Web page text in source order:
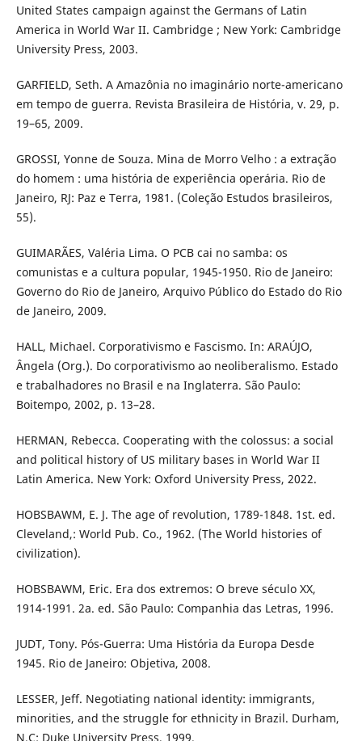
United States campaign against the Germans of Latin
America in World War II. Cambridge ; New York: Cambridge
University Press, 2003.
GARFIELD, Seth. A Amazônia no imaginário norte-americano
em tempo de guerra. Revista Brasileira de História, v. 29, p.
19–65, 2009.
GROSSI, Yonne de Souza. Mina de Morro Velho : a extração
do homem : uma história de experiência operária. Rio de
Janeiro, RJ: Paz e Terra, 1981. (Coleção Estudos brasileiros,
55).
GUIMARÃES, Valéria Lima. O PCB cai no samba: os
comunistas e a cultura popular, 1945-1950. Rio de Janeiro:
Governo do Rio de Janeiro, Arquivo Público do Estado do Rio
de Janeiro, 2009.
HALL, Michael. Corporativismo e Fascismo. In: ARAÚJO,
Ângela (Org.). Do corporativismo ao neoliberalismo. Estado
e trabalhadores no Brasil e na Inglaterra. São Paulo:
Boitempo, 2002, p. 13–28.
HERMAN, Rebecca. Cooperating with the colossus: a social
and political history of US military bases in World War II
Latin America. New York: Oxford University Press, 2022.
HOBSBAWM, E. J. The age of revolution, 1789-1848. 1st. ed.
Cleveland,: World Pub. Co., 1962. (The World histories of
civilization).
HOBSBAWM, Eric. Era dos extremos: O breve século XX,
1914-1991. 2a. ed. São Paulo: Companhia das Letras, 1996.
JUDT, Tony. Pós-Guerra: Uma História da Europa Desde
1945. Rio de Janeiro: Objetiva, 2008.
LESSER, Jeff. Negotiating national identity: immigrants,
minorities, and the struggle for ethnicity in Brazil. Durham,
N.C: Duke University Press, 1999.